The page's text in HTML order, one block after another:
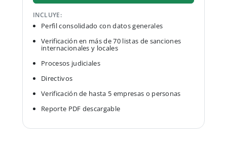
INCLUYE:
Perfil consolidado con datos generales
Verificación en más de 70 listas de sanciones
internacionales y locales
Procesos judiciales
Directivos
Verificación de hasta 5 empresas o personas
Reporte PDF descargable